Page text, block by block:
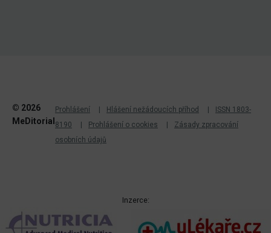
© 2026
MeDitorial
Prohlášení Hlášení nežádoucích příhod
ISSN 1803-
8190
Prohlášení o cookies
Zásady zpracování
osobních údajů
Inzerce: